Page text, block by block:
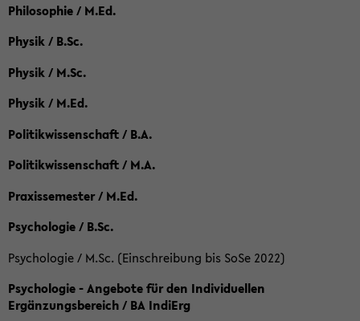
Philosophie / M.Ed.
Physik / B.Sc.
Physik / M.Sc.
Physik / M.Ed.
Politikwissenschaft / B.A.
Politikwissenschaft / M.A.
Praxissemester / M.Ed.
Psychologie / B.Sc.
Psychologie / M.Sc. (Einschreibung bis SoSe 2022)
Psychologie - Angebote für den Individuellen
Ergänzungsbereich / BA IndiErg